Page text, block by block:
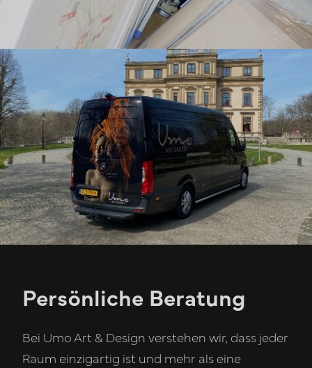
Persönliche Beratung
Bei Umo Art & Design verstehen wir, dass jeder
Raum einzigartig ist und mehr als eine